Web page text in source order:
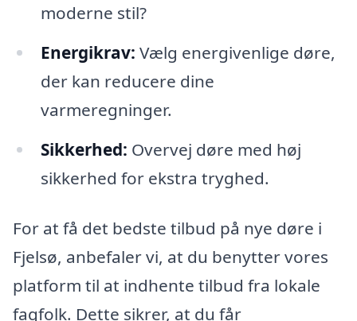
moderne stil?
Energikrav: Vælg energivenlige døre,
der kan reducere dine
varmeregninger.
Sikkerhed: Overvej døre med høj
sikkerhed for ekstra tryghed.
For at få det bedste tilbud på nye døre i
Fjelsø, anbefaler vi, at du benytter vores
platform til at indhente tilbud fra lokale
fagfolk. Dette sikrer, at du får